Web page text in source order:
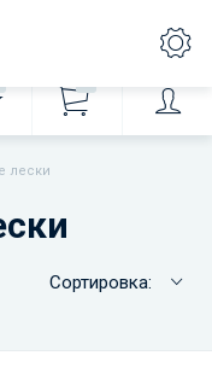
лески
Сортировка: